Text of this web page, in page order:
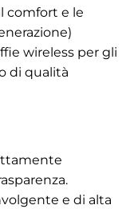
comfort e le
wireless per gli
di qualità
e di alta